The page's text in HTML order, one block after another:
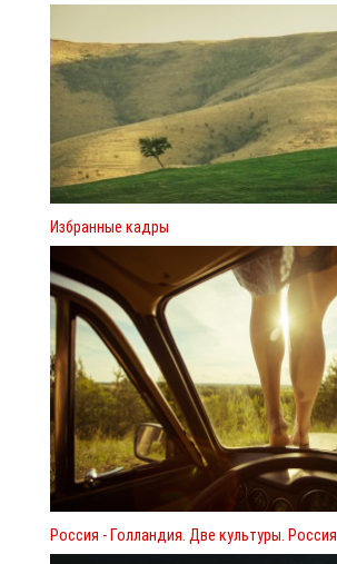
Избранные кадры
Россия - Голландия. Две культуры. Россия